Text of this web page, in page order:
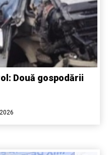
Două gospodării